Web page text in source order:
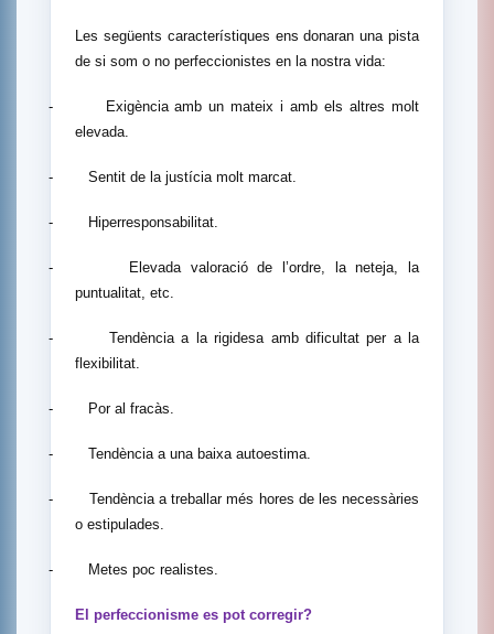
Les següents característiques ens donaran una pista
de si som o no perfeccionistes en la nostra vida:
-
Exigència amb un mateix i amb els altres molt
elevada.
- Sentit de la justícia molt marcat.
- Hiperresponsabilitat.
-
Elevada valoració de l’ordre, la neteja, la
puntualitat, etc.
-
Tendència a la rigidesa amb dificultat per a la
flexibilitat.
- Por al fracàs.
- Tendència a una baixa autoestima.
-
Tendència a treballar més hores de les necessàries
o estipulades.
- Metes poc realistes.
El perfeccionisme es pot corregir?